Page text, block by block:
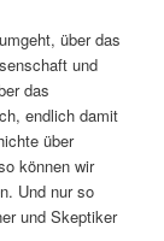
über das
und
das
endlich damit
über
können wir
Und nur so
und Skeptiker